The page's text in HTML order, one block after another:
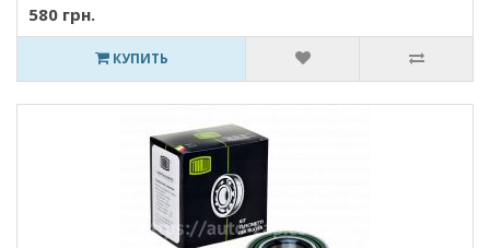
580 грн.
КУПИТЬ